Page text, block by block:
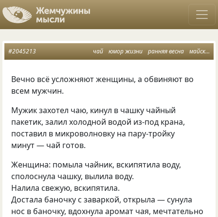
чай юмор жизни ранняя весна майские жуки
#2045213
Вечно всё усложняют женщины, а обвиняют во
всем мужчин.
Мужик захотел чаю, кинул в чашку чайный
пакетик, залил холодной водой из-под крана,
поставил в микроволновку на пару-тройку
минут — чай готов.
Женщина: помыла чайник, вскипятила воду,
сполоснула чашку, вылила воду.
Налила свежую, вскипятила.
Достала баночку с заваркой, открыла — сунула
нос в баночку, вдохнула аромат чая, мечтательно